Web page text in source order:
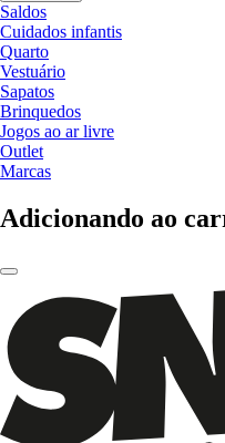
Saldos
Cuidados infantis
Quarto
Vestuário
Sapatos
Brinquedos
Jogos ao ar livre
Outlet
Marcas
Adicionando ao